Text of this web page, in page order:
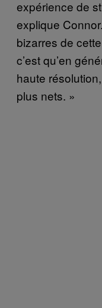
expérience de
explique
bizarres de
c’est qu’en
haute
plus nets. »